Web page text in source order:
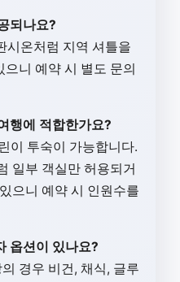
되나요?
시온처럼 지역 셔틀을
니 예약 시 별도 문의
행에 적합한가요?
이 투숙이 가능합니다.
일부 객실만 허용되거
으니 예약 시 인원수를
옵션이 있나요?
경우 비건, 채식, 글루